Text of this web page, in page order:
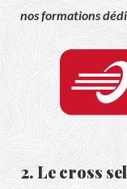
nos formations
2. Le cross